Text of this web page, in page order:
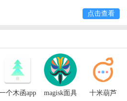
点击查看
个木函app
magisk面具
十米葫芦